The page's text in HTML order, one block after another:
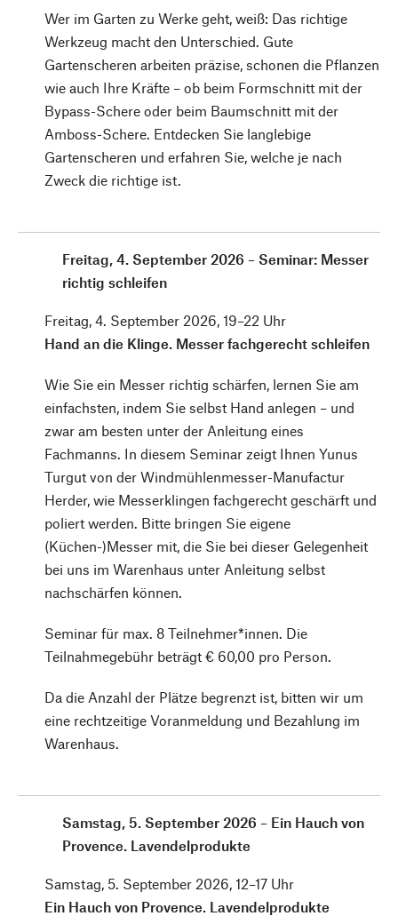
Wer im Garten zu Werke geht, weiß: Das richtige
Werkzeug macht den Unterschied. Gute
Gartenscheren arbeiten präzise, schonen die Pflanzen
wie auch Ihre Kräfte – ob beim Formschnitt mit der
Bypass-Schere oder beim Baumschnitt mit der
Amboss-Schere. Entdecken Sie langlebige
Gartenscheren und erfahren Sie, welche je nach
Zweck die richtige ist.
Freitag, 4. September 2026 – Seminar: Messer
richtig schleifen
Freitag, 4. September 2026, 19–22 Uhr
Hand an die Klinge. Messer fachgerecht schleifen
Wie Sie ein Messer richtig schärfen, lernen Sie am
einfachsten, indem Sie selbst Hand anlegen – und
zwar am besten unter der Anleitung eines
Fachmanns. In diesem Seminar zeigt Ihnen Yunus
Turgut von der Windmühlenmesser-Manufactur
Herder, wie Messerklingen fachgerecht geschärft und
poliert werden. Bitte bringen Sie eigene
(Küchen-)Messer mit, die Sie bei dieser Gelegenheit
bei uns im Warenhaus unter Anleitung selbst
nachschärfen können.
Seminar für max. 8 Teilnehmer*innen. Die
Teilnahmegebühr beträgt € 60,00 pro Person.
Da die Anzahl der Plätze begrenzt ist, bitten wir um
eine rechtzeitige Voranmeldung und Bezahlung im
Warenhaus.
Samstag, 5. September 2026 – Ein Hauch von
Provence. Lavendelprodukte
Samstag, 5. September 2026, 12–17 Uhr
Ein Hauch von Provence. Lavendelprodukte